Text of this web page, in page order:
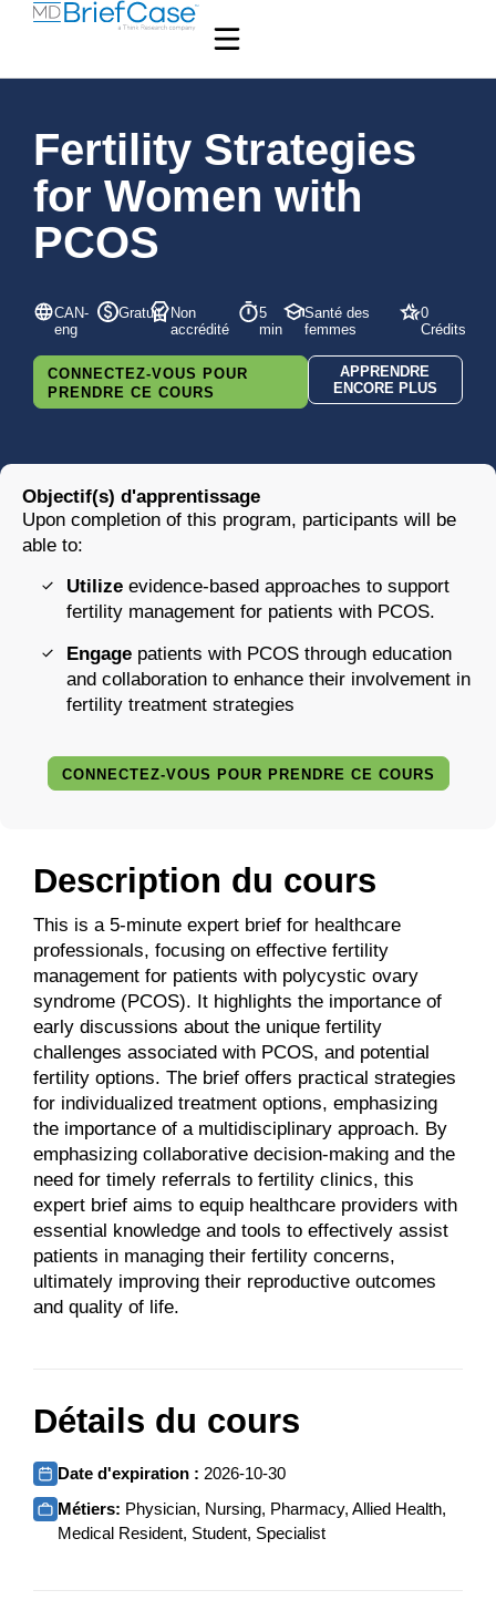
Fertility Strategies
for Women with
PCOS
CAN-
eng
Gratuit
Non
accrédité
5
min
Santé des
femmes
0
Crédits
CONNECTEZ-VOUS POUR
PRENDRE CE COURS
APPRENDRE
ENCORE PLUS
Description du cours
This is a 5-minute expert brief for healthcare
professionals, focusing on effective fertility
management for patients with polycystic ovary
syndrome (PCOS). It highlights the importance of
early discussions about the unique fertility
challenges associated with PCOS, and potential
fertility options. The brief offers practical strategies
for individualized treatment options, emphasizing
the importance of a multidisciplinary approach. By
emphasizing collaborative decision-making and the
need for timely referrals to fertility clinics, this
expert brief aims to equip healthcare providers with
essential knowledge and tools to effectively assist
patients in managing their fertility concerns,
ultimately improving their reproductive outcomes
and quality of life.
Détails du cours
Date d'expiration : 2026-10-30
Métiers: Physician, Nursing, Pharmacy, Allied Health,
Medical Resident, Student, Specialist
Objectif(s) d'apprentissage
Upon completion of this program, participants will be
able to:
Utilize evidence-based approaches to support
fertility management for patients with PCOS.
Engage patients with PCOS through education
and collaboration to enhance their involvement in
fertility treatment strategies
CONNECTEZ-VOUS POUR PRENDRE CE COURS